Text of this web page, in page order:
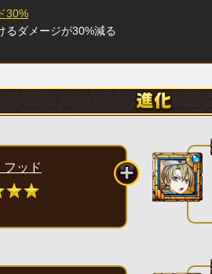
30%
るダメージが30%減る
フッド